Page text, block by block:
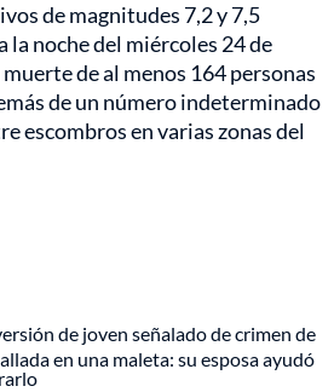
de magnitudes 7,2 y 7,5
la noche del miércoles 24 de
de al menos 164 personas
de un número indeterminado
escombros en varias zonas del
de joven señalado de crimen de
en una maleta: su esposa ayudó